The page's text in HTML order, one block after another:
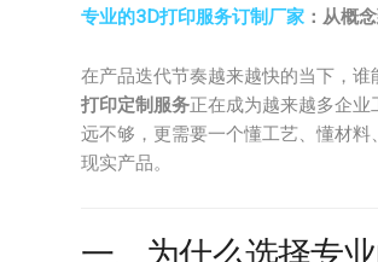
专业的3D打印服务订制厂家 ：从概
在产品迭代节奏越来越快的当下，
打印定制服务正在成为越来越多企
远不够，更需要一个懂工艺、懂材料
现实产品。